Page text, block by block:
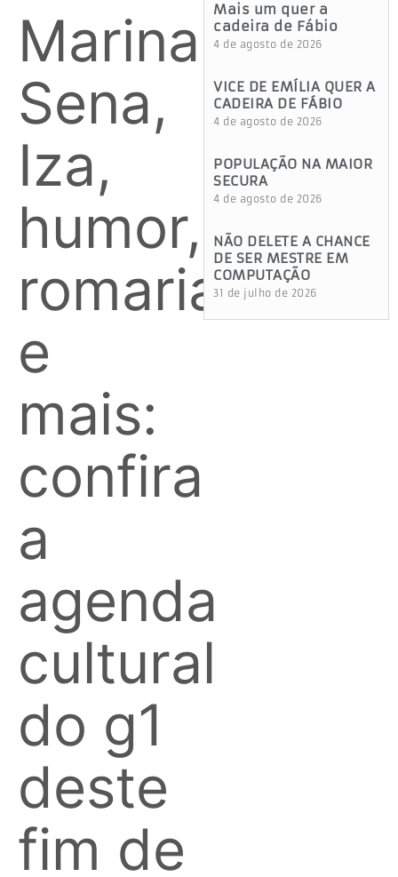
Marina
Sena,
Iza,
humor,
romaria
e
mais:
confira
a
agenda
cultural
do g1
deste
fim de
Mais um quer a
cadeira de Fábio
4 de agosto de 2026
VICE DE EMÍLIA QUER A
CADEIRA DE FÁBIO
4 de agosto de 2026
POPULAÇÃO NA MAIOR
SECURA
4 de agosto de 2026
NÃO DELETE A CHANCE
DE SER MESTRE EM
COMPUTAÇÃO
31 de julho de 2026